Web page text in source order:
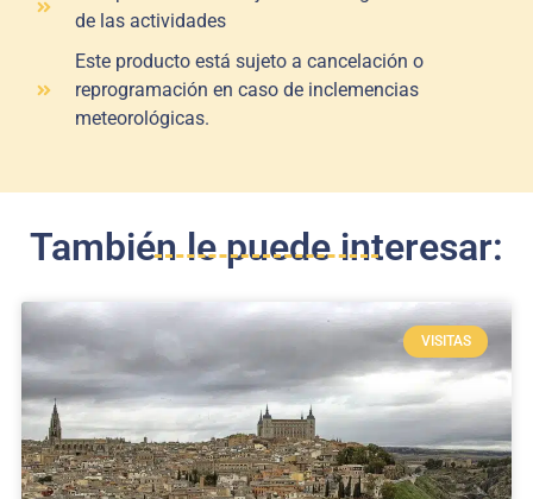
de las actividades
Este producto está sujeto a cancelación o
reprogramación en caso de inclemencias
meteorológicas.
También le puede interesar:
VISITAS